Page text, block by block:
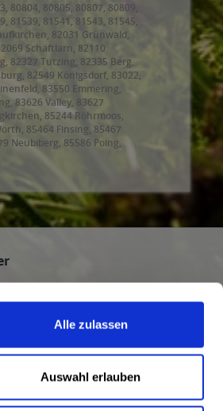
Alle zulassen
Auswahl erlauben
80804, 80805, 80807, 80809,
81539, 81541, 81543, 81545,
82031 Grünwald,
Schäftlarn, 82110
82327 Tutzing, 82335 Berg,
82549 Königsdorf, 83022,
83550 Emmering,
83626 Valley, 83627
85244 Röhrmoos,
85464 Finsing, 85467
Neubiberg, 85586 Poing,
85635
85662
Karlsfeld, 85764
Sie den kostenlosen
Newsletter und
keine Neuigkeit oder Aktion.